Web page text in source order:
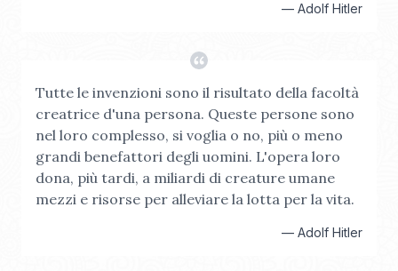
— Adolf Hitler
Tutte le invenzioni sono il risultato della facoltà
creatrice d'una persona. Queste persone sono
nel loro complesso, si voglia o no, più o meno
grandi benefattori degli uomini. L'opera loro
dona, più tardi, a miliardi di creature umane
mezzi e risorse per alleviare la lotta per la vita.
— Adolf Hitler